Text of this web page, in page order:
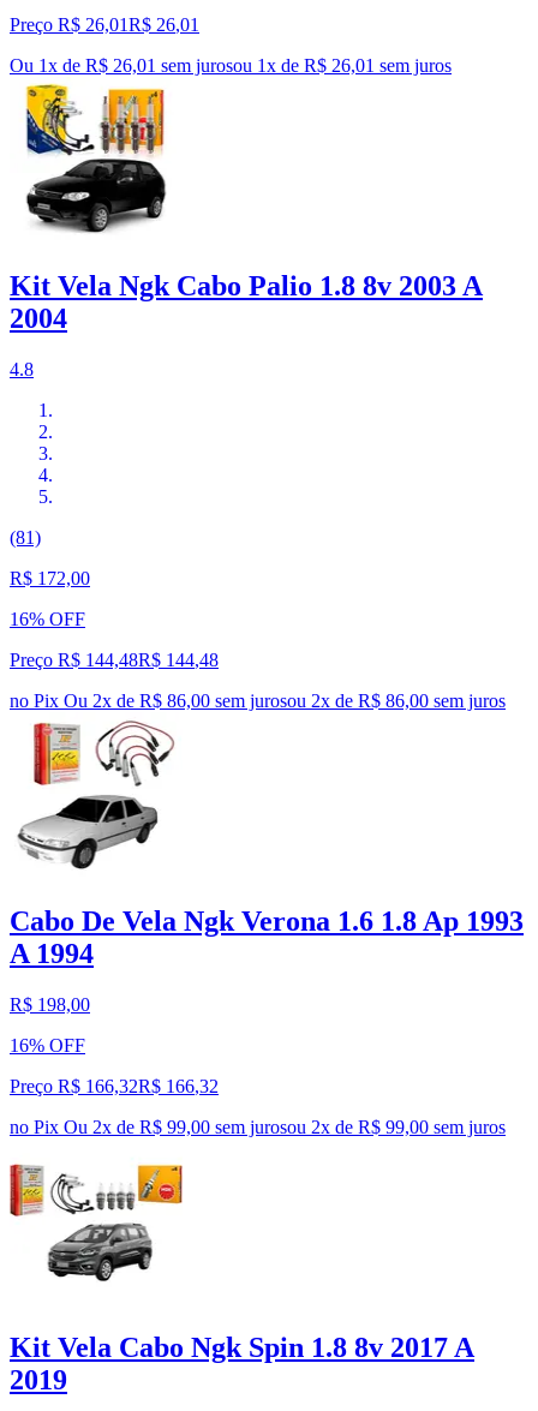
Preço R$ 26,01R$ 26,01
Ou 1x de R$ 26,01 sem jurosou 1x de R$ 26,01 sem juros
Kit Vela Ngk Cabo Palio 1.8 8v 2003 A
2004
4.8
(81)
R$ 172,00
16% OFF
Preço R$ 144,48R$ 144,48
no Pix Ou 2x de R$ 86,00 sem jurosou 2x de R$ 86,00 sem juros
Cabo De Vela Ngk Verona 1.6 1.8 Ap 1993
A 1994
R$ 198,00
16% OFF
Preço R$ 166,32R$ 166,32
no Pix Ou 2x de R$ 99,00 sem jurosou 2x de R$ 99,00 sem juros
Kit Vela Cabo Ngk Spin 1.8 8v 2017 A
2019